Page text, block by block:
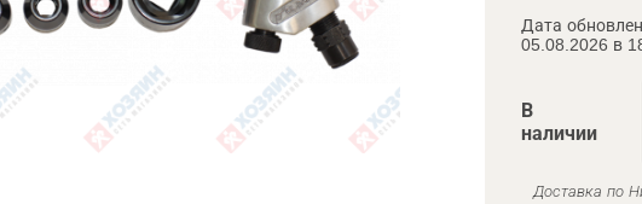
Дата
05.08.2026 в
В
наличии
Доставка по